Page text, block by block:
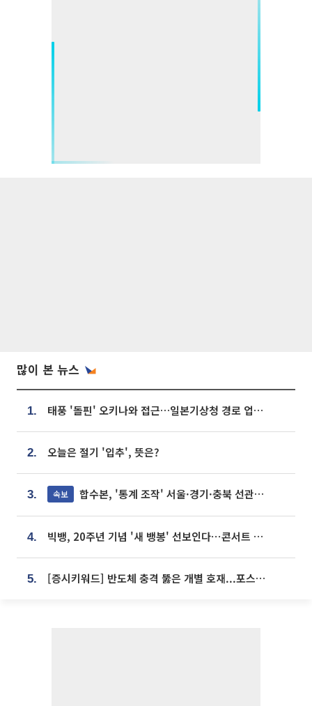
많이 본 뉴스
1. 태풍 '돌핀' 오키나와 접근…일본기상청 경로 업데이트
2. 오늘은 절기 '입추', 뜻은?
3. 속보 합수본, '통계 조작' 서울·경기·충북 선관위 등 추가 압수수색
4. 빅뱅, 20주년 기념 '새 뱅봉' 선보인다⋯콘서트 앞두고 팝업 개최
5. [증시키워드] 반도체 충격 뚫은 개별 호재...포스코퓨처엠·에코프로·한화솔루션 '눈길'